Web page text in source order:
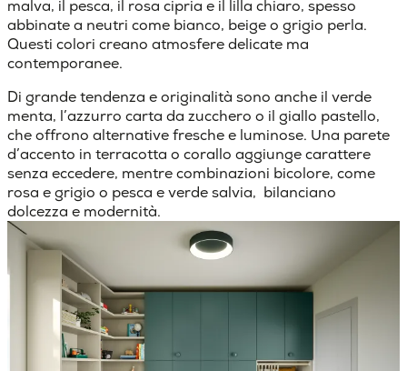
malva, il pesca, il rosa cipria e il lilla chiaro, spesso
abbinate a neutri come bianco, beige o grigio perla.
Questi colori creano atmosfere delicate ma
contemporanee.
Di grande tendenza e originalità sono anche il verde
menta, l’azzurro carta da zucchero o il giallo pastello,
che offrono alternative fresche e luminose. Una parete
d’accento in terracotta o corallo aggiunge carattere
senza eccedere, mentre combinazioni bicolore, come
rosa e grigio o pesca e verde salvia, bilanciano
dolcezza e modernità.